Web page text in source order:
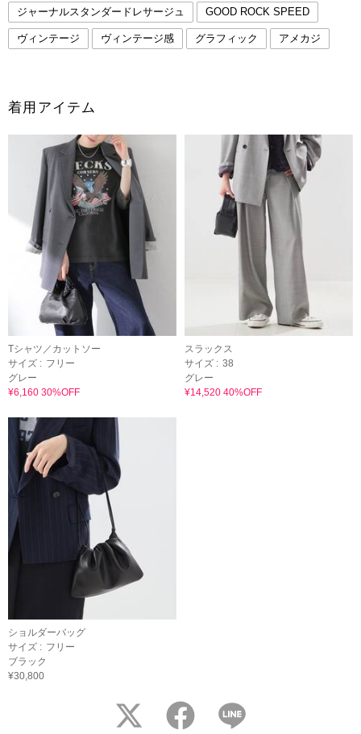
ジャーナルスタンダードレサージュ GOOD ROCK SPEED
ヴィンテージ ヴィンテージ感 グラフィック アメカジ
着用アイテム
Tシャツ／カットソー
サイズ : フリー
グレー
¥6,160 30%OFF
スラックス
サイズ : 38
グレー
¥14,520 40%OFF
ショルダーバッグ
サイズ : フリー
ブラック
¥30,800
twitter facebook